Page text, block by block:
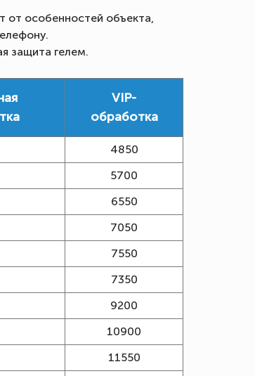
от особенностей объекта,
защита гелем.
VIP-
обработка
4850
5700
6550
7050
7550
7350
9200
10900
11550